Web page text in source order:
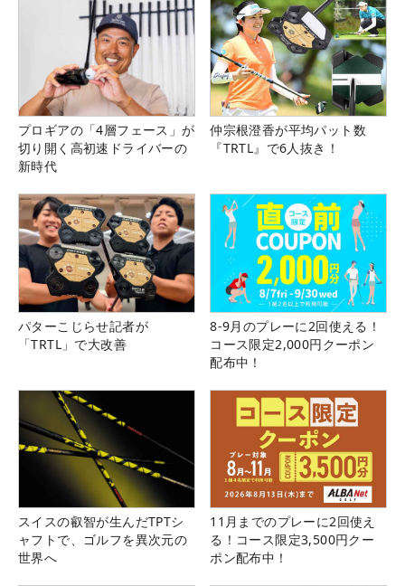
プロギアの「4層フェース」が
切り開く高初速ドライバーの
新時代
仲宗根澄香が平均パット数
『TRTL』で6人抜き！
パターこじらせ記者が
「TRTL」で大改善
8-9月のプレーに2回使える！
コース限定2,000円クーポン
配布中！
スイスの叡智が生んだTPTシ
ャフトで、ゴルフを異次元の
世界へ
11月までのプレーに2回使え
る！コース限定3,500円クー
ポン配布中！